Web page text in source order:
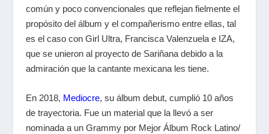
común y poco convencionales que reflejan fielmente el
propósito del álbum y el compañerismo entre ellas, tal
es el caso con Girl Ultra, Francisca Valenzuela e IZA,
que se unieron al proyecto de Sariñana debido a la
admiración que la cantante mexicana les tiene.
En 2018, Mediocre, su álbum debut, cumplió 10 años
de trayectoria. Fue un material que la llevó a ser
nominada a un Grammy por Mejor Álbum Rock Latino/